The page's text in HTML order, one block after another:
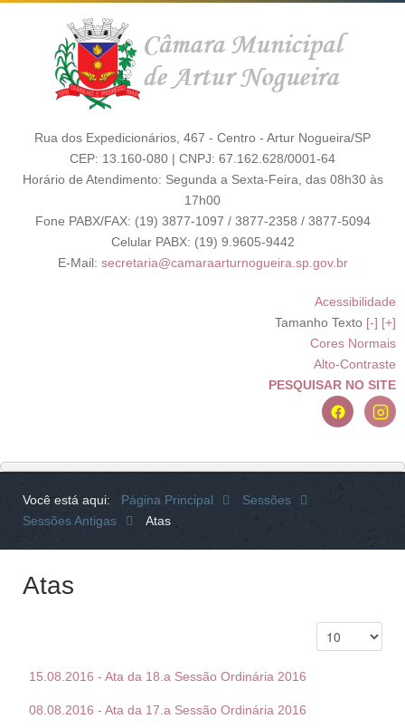
Rua dos Expedicionários, 467 - Centro - Artur Nogueira/SP
CEP: 13.160-080 | CNPJ: 67.162.628/0001-64
Horário de Atendimento: Segunda a Sexta-Feira, das 08h30 às
17h00
Fone PABX/FAX: (19) 3877-1097 / 3877-2358 / 3877-5094
Celular PABX: (19) 9.9605-9442
E-Mail: secretaria@camaraarturnogueira.sp.gov.br
Acessibilidade
Tamanho Texto [-] [+]
Cores Normais
Alto-Contraste
PESQUISAR NO SITE
Você está aqui: Página Principal
Sessões
Sessões Antigas
Atas
Atas
15.08.2016 - Ata da 18.a Sessão Ordinária 2016
08.08.2016 - Ata da 17.a Sessão Ordinária 2016